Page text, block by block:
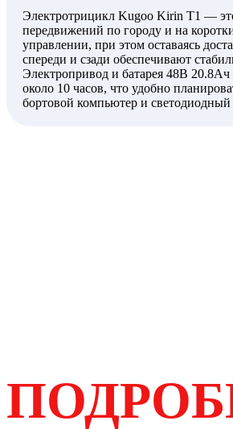
Электротрицикл Kugoo Kirin T1 —
передвижений по городу и на
управлении, при этом оставаясь
спереди и сзади обеспечивают
Электропривод и батарея 48В
около 10 часов, что удобно
бортовой компьютер и светодиодный